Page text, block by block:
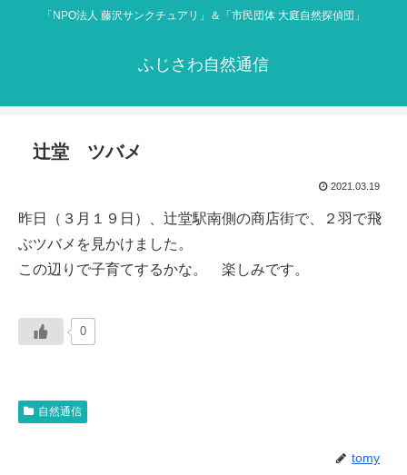
「NPO法人 藤沢サンクチュアリ」＆「市民団体 大庭自然探偵団」
ふじさわ自然通信
辻堂 ツバメ
2021.03.19
昨日（３月１９日）、辻堂駅南側の商店街で、２羽で飛
ぶツバメを見かけました。
この辺りで子育てするかな。 楽しみです。
0
自然通信
tomy